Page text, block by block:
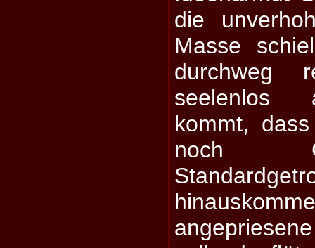
die
Masse
durchweg
seelenlos
kommt,
noch